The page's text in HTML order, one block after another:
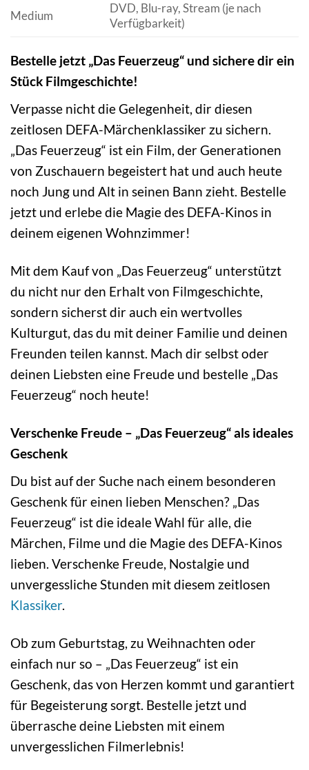
Medium
DVD, Blu-ray, Stream (je nach
Verfügbarkeit)
Bestelle jetzt „Das Feuerzeug“ und sichere dir ein
Stück Filmgeschichte!
Verpasse nicht die Gelegenheit, dir diesen
zeitlosen DEFA-Märchenklassiker zu sichern.
„Das Feuerzeug“ ist ein Film, der Generationen
von Zuschauern begeistert hat und auch heute
noch Jung und Alt in seinen Bann zieht. Bestelle
jetzt und erlebe die Magie des DEFA-Kinos in
deinem eigenen Wohnzimmer!
Mit dem Kauf von „Das Feuerzeug“ unterstützt
du nicht nur den Erhalt von Filmgeschichte,
sondern sicherst dir auch ein wertvolles
Kulturgut, das du mit deiner Familie und deinen
Freunden teilen kannst. Mach dir selbst oder
deinen Liebsten eine Freude und bestelle „Das
Feuerzeug“ noch heute!
Verschenke Freude – „Das Feuerzeug“ als ideales
Geschenk
Du bist auf der Suche nach einem besonderen
Geschenk für einen lieben Menschen? „Das
Feuerzeug“ ist die ideale Wahl für alle, die
Märchen, Filme und die Magie des DEFA-Kinos
lieben. Verschenke Freude, Nostalgie und
unvergessliche Stunden mit diesem zeitlosen
Klassiker.
Ob zum Geburtstag, zu Weihnachten oder
einfach nur so – „Das Feuerzeug“ ist ein
Geschenk, das von Herzen kommt und garantiert
für Begeisterung sorgt. Bestelle jetzt und
überrasche deine Liebsten mit einem
unvergesslichen Filmerlebnis!